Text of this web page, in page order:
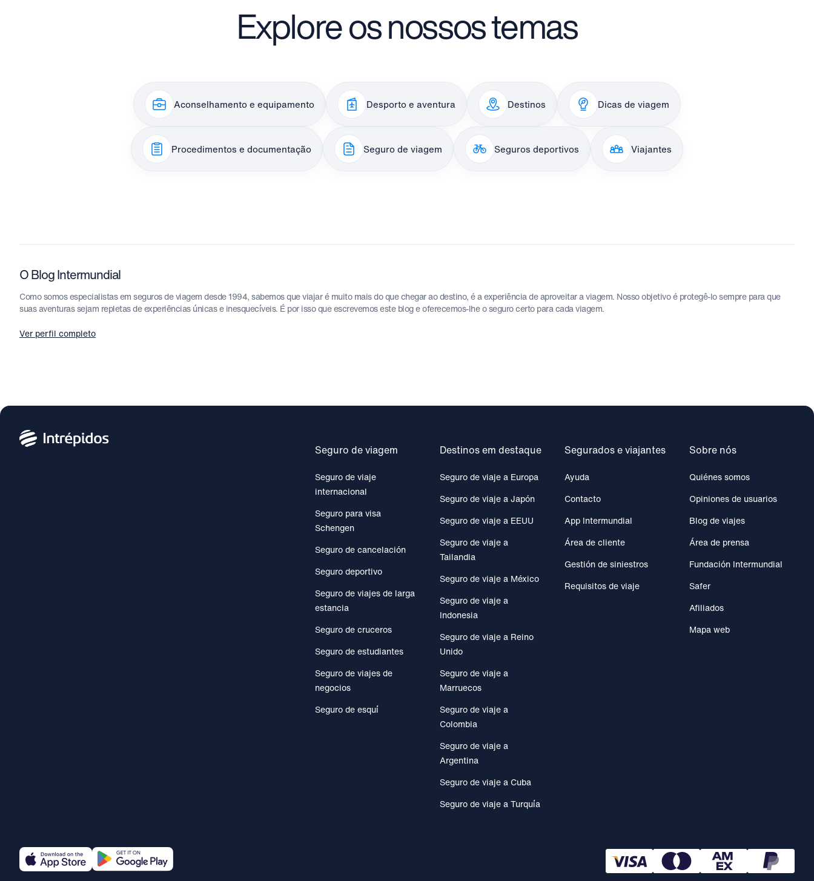
Explore os nossos temas
Aconselhamento e equipamento Desporto e aventura Destinos Dicas de viagem
Procedimentos e documentação Seguro de viagem Seguros deportivos Viajantes
O Blog Intermundial
Como somos especialistas em seguros de viagem desde 1994, sabemos que viajar é muito mais do que chegar ao destino, é a experiência de aproveitar a viagem. Nosso objetivo é protegê-lo sempre para que
suas aventuras sejam repletas de experiências únicas e inesquecíveis. É por isso que escrevemos este blog e oferecemos-lhe o seguro certo para cada viagem.
Ver perfil completo
Seguro de viagem
Seguro de viaje
internacional
Seguro para visa
Schengen
Seguro de cancelación
Seguro deportivo
Seguro de viajes de larga
estancia
Seguro de cruceros
Seguro de estudiantes
Seguro de viajes de
negocios
Seguro de esquí
Destinos em destaque
Seguro de viaje a Europa
Seguro de viaje a Japón
Seguro de viaje a EEUU
Seguro de viaje a
Tailandia
Seguro de viaje a México
Seguro de viaje a
Indonesia
Seguro de viaje a Reino
Unido
Seguro de viaje a
Marruecos
Seguro de viaje a
Colombia
Seguro de viaje a
Argentina
Seguro de viaje a Cuba
Seguro de viaje a Turquía
Segurados e viajantes
Ayuda
Contacto
App Intermundial
Área de cliente
Gestión de siniestros
Requisitos de viaje
Sobre nós
Quiénes somos
Opiniones de usuarios
Blog de viajes
Área de prensa
Fundación Intermundial
Safer
Afiliados
Mapa web